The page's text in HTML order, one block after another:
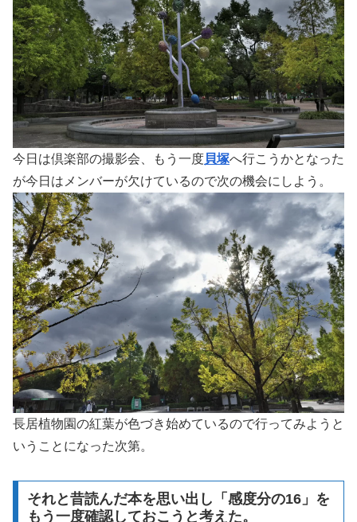
今日は倶楽部の撮影会、もう一度貝塚へ行こうかとなった
が今日はメンバーが欠けているので次の機会にしよう。
長居植物園の紅葉が色づき始めているので行ってみようと
いうことになった次第。
それと昔読んだ本を思い出し「感度分の16」を
もう一度確認しておこうと考えた。